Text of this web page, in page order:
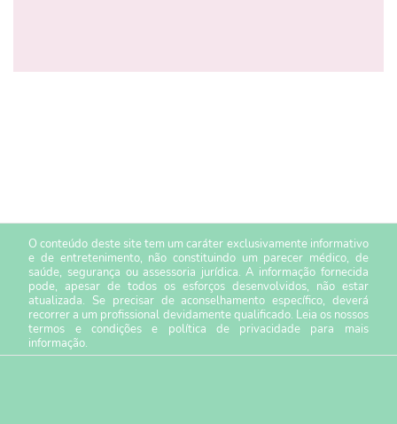
O conteúdo deste site tem um caráter exclusivamente informativo
e de entretenimento, não constituindo um parecer médico, de
saúde, segurança ou assessoria jurídica. A informação fornecida
pode, apesar de todos os esforços desenvolvidos, não estar
atualizada. Se precisar de aconselhamento específico, deverá
recorrer a um profissional devidamente qualificado. Leia os nossos
termos e condiçõese política de privacidade para mais
informação.